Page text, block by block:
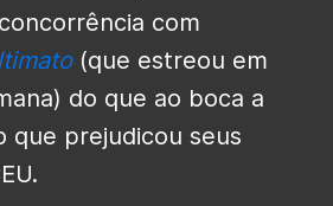
com
(que estreou em
do que ao boca a
que prejudicou seus